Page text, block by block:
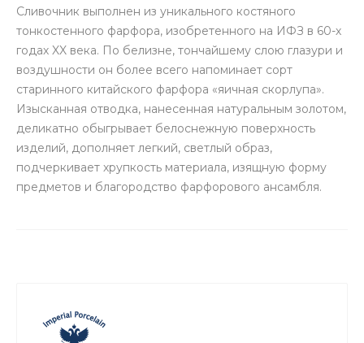
Сливочник выполнен из уникального костяного
тонкостенного фарфора, изобретенного на ИФЗ в 60-х
годах XX века. По белизне, тончайшему слою глазури и
воздушности он более всего напоминает сорт
старинного китайского фарфора «яичная скорлупа».
Изысканная отводка, нанесенная натуральным золотом,
деликатно обыгрывает белоснежную поверхность
изделий, дополняет легкий, светлый образ,
подчеркивает хрупкость материала, изящную форму
предметов и благородство фарфорового ансамбля.